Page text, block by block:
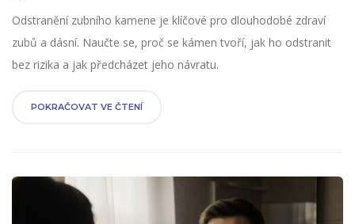
Odstranění zubního kamene je klíčové pro dlouhodobé zdraví
zubů a dásní. Naučte se, proč se kámen tvoří, jak ho odstranit
bez rizika a jak předcházet jeho návratu.
POKRAČOVAT VE ČTENÍ